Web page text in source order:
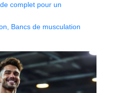
complet pour un
, Bancs de musculation